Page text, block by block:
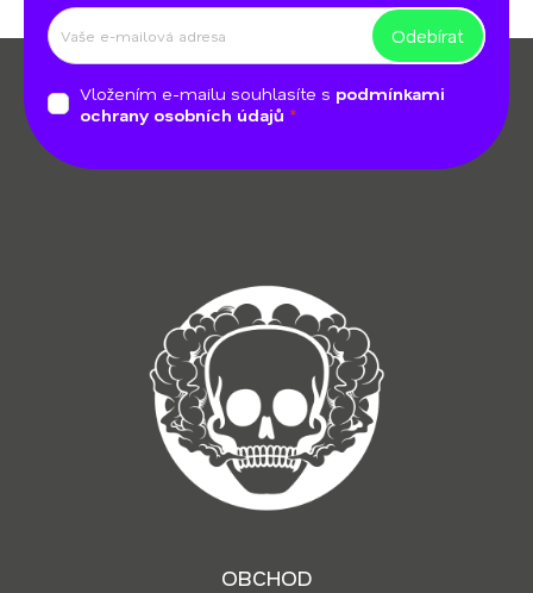
Vložením e-mailu souhlasíte s podmínkami
ochrany osobních údajů
Odebírat
OBCHOD